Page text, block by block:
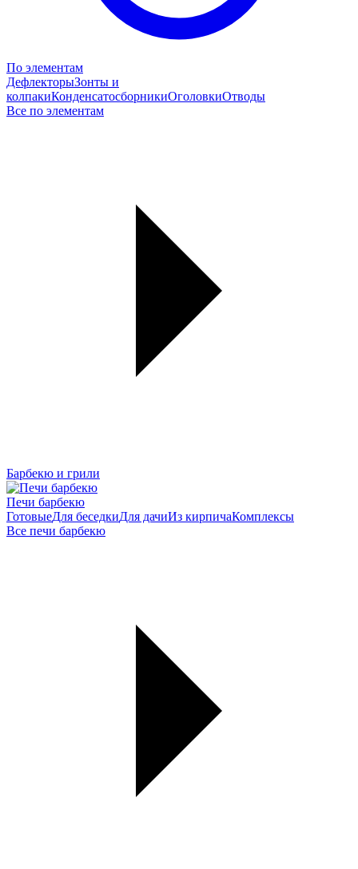
По элементам
ДефлекторыЗонты и
колпакиКонденсатосборникиОголовкиОтводы
Все по элементам
Барбекю и грили
Печи барбекю
ГотовыеДля беседкиДля дачиИз кирпичаКомплексы
Все печи барбекю